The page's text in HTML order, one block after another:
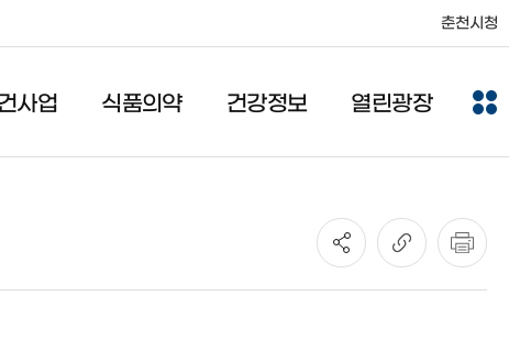
춘천시청
사업 식품의약 건강정보 열린광장